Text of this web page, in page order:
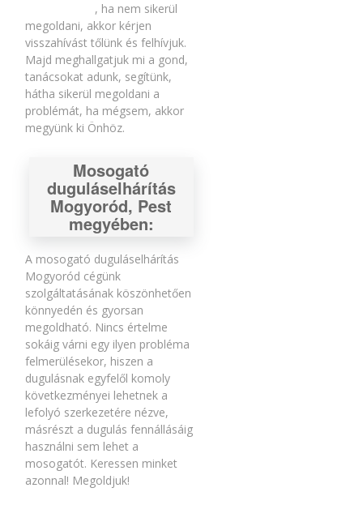
, ha nem sikerül
megoldani, akkor kérjen
visszahívást tőlünk és felhívjuk.
Majd meghallgatjuk mi a gond,
tanácsokat adunk, segítünk,
hátha sikerül megoldani a
problémát, ha mégsem, akkor
megyünk ki Önhöz.
Mosogató
duguláselhárítás
Mogyoród, Pest
megyében:
A mosogató duguláselhárítás
Mogyoród cégünk
szolgáltatásának köszönhetően
könnyedén és gyorsan
megoldható. Nincs értelme
sokáig várni egy ilyen probléma
felmerülésekor, hiszen a
dugulásnak egyfelől komoly
következményei lehetnek a
lefolyó szerkezetére nézve,
másrészt a dugulás fennállásáig
használni sem lehet a
mosogatót. Keressen minket
azonnal! Megoldjuk!